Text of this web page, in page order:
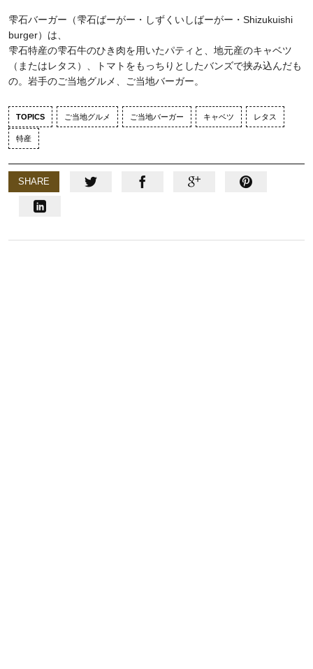
雫石バーガー（雫石ばーがー・しずくいしばーがー・Shizukuishi
burger）は、
雫石特産の雫石牛のひき肉を用いたパティと、地元産のキャベツ
（またはレタス）、トマトをもっちりとしたバンズで挟み込んだも
の。岩手のご当地グルメ、ご当地バーガー。
TOPICS ご当地グルメ ご当地バーガー キャベツ レタス
特産
SHARE